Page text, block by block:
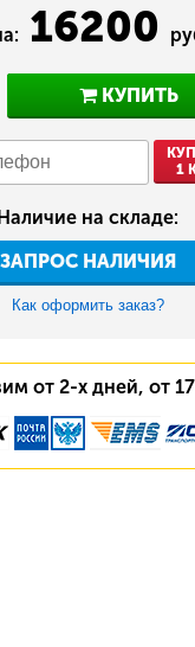
16200
КУПИТЬ
1
на складе:
ЗАПРОС НАЛИЧИЯ
Как оформить заказ?
от 2-х дней, от